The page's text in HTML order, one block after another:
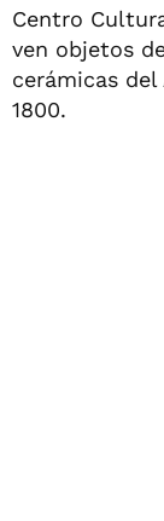
Centro
ven objetos
cerámicas
1800.